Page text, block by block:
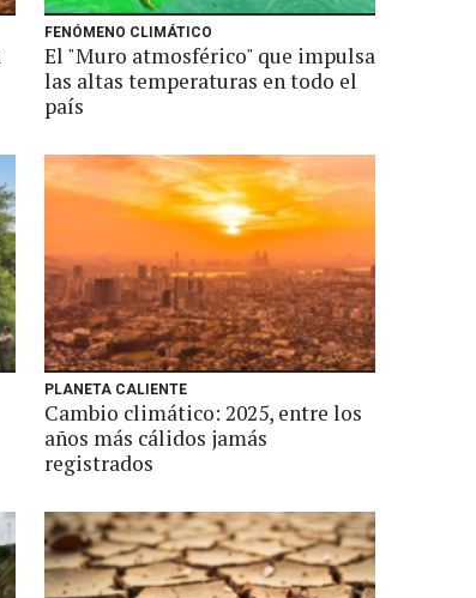
FENÓMENO CLIMÁTICO
El "Muro atmosférico" que impulsa
las altas temperaturas en todo el
país
PLANETA CALIENTE
Cambio climático: 2025, entre los
años más cálidos jamás
registrados